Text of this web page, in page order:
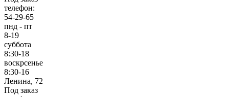
телефон:
54-29-65
пнд - пт
8-19
суббота
8:30-18
воскрсенье
8:30-16
Ленина, 72
Под заказ